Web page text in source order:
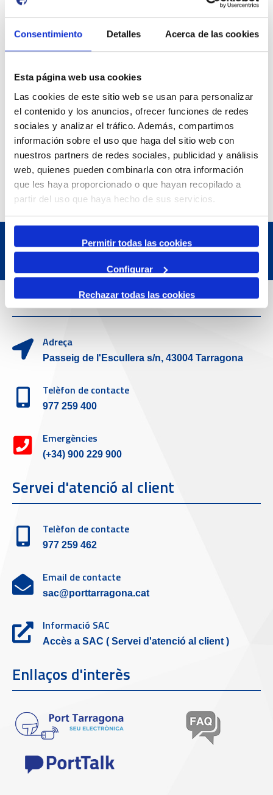
Consentimiento Detalles Acerca de las cookies
Esta página web usa cookies
Las cookies de este sitio web se usan para personalizar
el contenido y los anuncios, ofrecer funciones de redes
sociales y analizar el tráfico. Además, compartimos
información sobre el uso que haga del sitio web con
nuestros partners de redes sociales, publicidad y análisis
web, quienes pueden combinarla con otra información
que les haya proporcionado o que hayan recopilado a
partir del uso que haya hecho de sus servicios.
Permitir todas las cookies
Configurar
Rechazar todas las cookies
Exposició | La peça blava, Sextant
23 Agost 2026
Exposició | Manipulació latent
Refugi 1
7 Juliol 2026
7 Octubre 2026
Inscripcions a PortAutors/es 2026
El Teatret
Dades de Contacte
Adreça
Passeig de l'Escullera s/n, 43004 Tarragona
Telèfon de contacte
977 259 400
Emergències
(+34) 900 229 900
Servei d'atenció al client
Telèfon de contacte
977 259 462
Email de contacte
sac@porttarragona.cat
Informació SAC
Accès a SAC ( Servei d'atenció al client )
Enllaços d'interès